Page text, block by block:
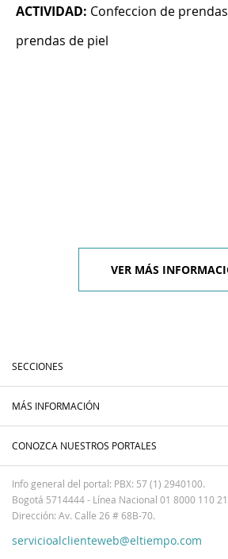
ACTIVIDAD: Confeccion de
prendas de piel
VER MÁS
SECCIONES
MÁS INFORMACIÓN
CONOZCA NUESTROS PORTALES
Info general del portal: PBX: 57 (1) 2940100.
Bogotá 5714444 - Línea Nacional 01 8000 110
Dirección: Av. Calle 26 # 68B-70.
servicioalclienteweb@eltiempo.com